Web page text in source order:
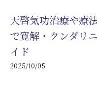
天啓気功治療や療
で寛解・クンダリ
イド
2025/10/05